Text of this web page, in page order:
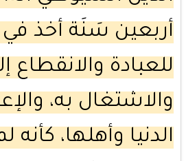
أربعين سَنَة أخذ في
للعبادة والانقطاع
والاشتغال به،
الدنيا وأهلها،